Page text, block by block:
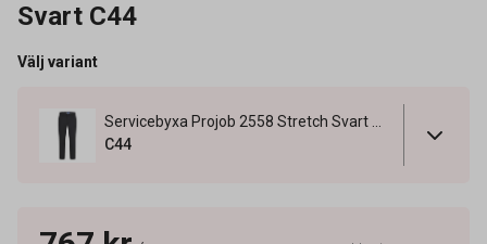
Svart C44
Välj variant
Servicebyxa Projob 2558 Stretch Svart C44
C44